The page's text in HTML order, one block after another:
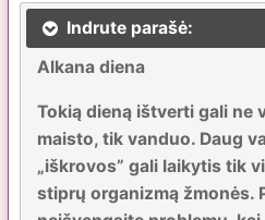
Indrute parašė:
Alkana diena
Tokią dieną ištverti gali ne
maisto, tik vanduo. Daug
„iškrovos” gali laikytis tik
stiprų organizmą žmonės.